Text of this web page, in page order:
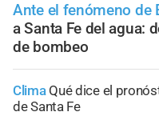
Ante el fenómeno de
a Santa Fe del agua:
de bombeo
Clima Qué dice el
de Santa Fe